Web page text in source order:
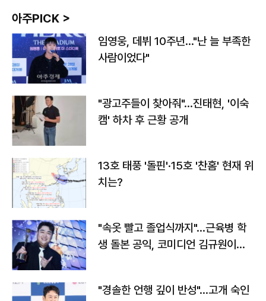
아주PICK >
임영웅, 데뷔 10주년…"난 늘 부족한
사람이었다"
"광고주들이 찾아줘"…진태현, '이숙
캠' 하차 후 근황 공개
13호 태풍 '돌핀'·15호 '찬홈' 현재 위
치는?
"속옷 빨고 졸업식까지"…근육병 학
생 돌본 공익, 코미디언 김규원이었
"경솔한 언행 깊이 반성"…고개 숙인